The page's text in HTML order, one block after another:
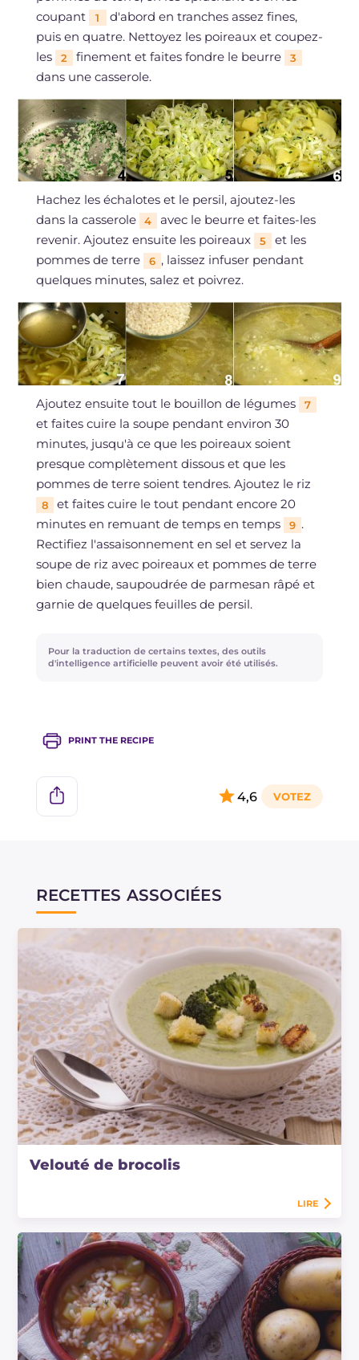
coupant
1
d'abord en tranches assez fines,
puis en quatre. Nettoyez les poireaux et coupez-
les
2 finement et faites fondre le beurre 3
dans une casserole.
Hachez les échalotes et le persil, ajoutez-les
dans la casserole
4
avec le beurre et faites-les
revenir. Ajoutez ensuite les poireaux
5
et les
pommes de terre
6 , laissez infuser pendant
quelques minutes, salez et poivrez.
Ajoutez ensuite tout le bouillon de légumes 7
et faites cuire la soupe pendant environ 30
minutes, jusqu'à ce que les poireaux soient
presque complètement dissous et que les
pommes de terre soient tendres. Ajoutez le riz
8
et faites cuire le tout pendant encore 20
minutes en remuant de temps en temps
9 .
Rectifiez l'assaisonnement en sel et servez la
soupe de riz avec poireaux et pommes de terre
bien chaude, saupoudrée de parmesan râpé et
garnie de quelques feuilles de persil.
Pour la traduction de certains textes, des outils
d'intelligence artificielle peuvent avoir été utilisés.
PRINT THE RECIPE
4,6
RECETTES ASSOCIÉES
Velouté de brocolis
LIRE